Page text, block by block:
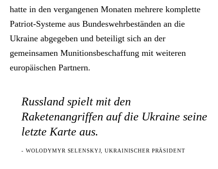
hatte in den vergangenen Monaten mehrere komplette
Patriot-Systeme aus Bundeswehrbeständen an die
Ukraine abgegeben und beteiligt sich an der
gemeinsamen Munitionsbeschaffung mit weiteren
europäischen Partnern.
Russland spielt mit den
Raketenangriffen auf die Ukraine seine
letzte Karte aus.
- WOLODYMYR SELENSKYJ, UKRAINISCHER PRÄSIDENT